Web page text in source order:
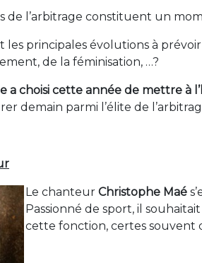
de l’arbitrage constituent un
les principales évolutions à
de la féminisation, …?
a choisi cette année de mettre à
demain parmi l’élite de
Le chanteur Christophe Maé
Passionné de sport, il
cette fonction, certes souvent